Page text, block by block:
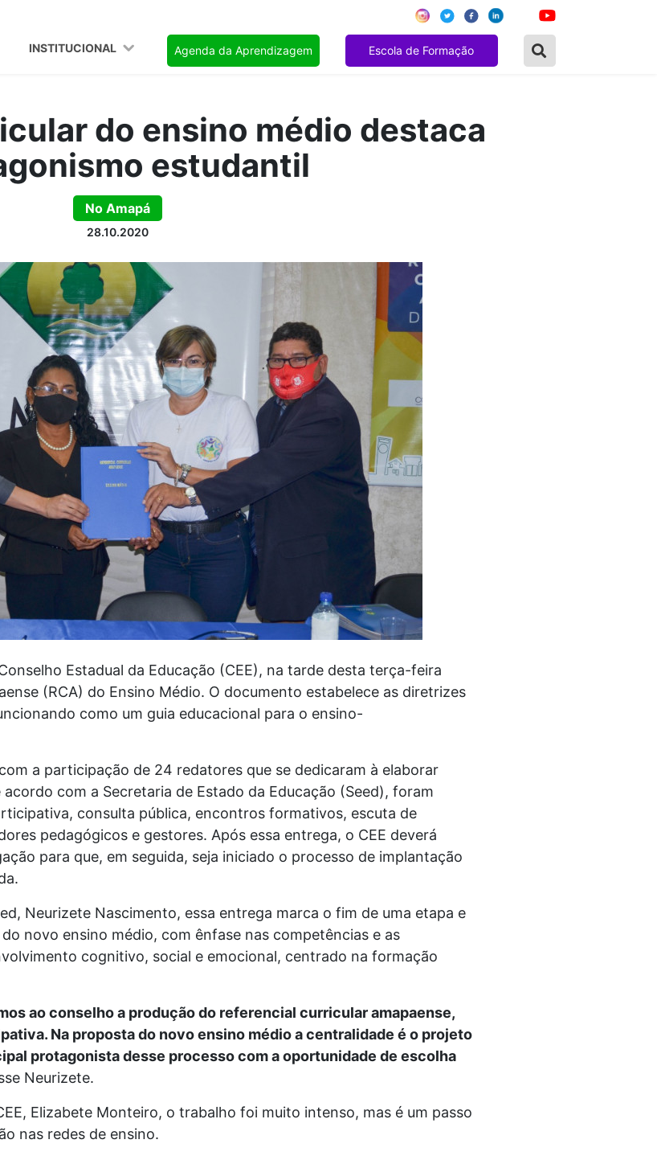
INSTITUCIONAL Agenda da Aprendizagem Escola de Formação
do ensino médio destaca
estudantil
No Amapá
28.10.2020
Estadual da Educação (CEE), na tarde desta terça-feira
(RCA) do Ensino Médio. O documento estabelece as diretrizes
como um guia educacional para o ensino-
a participação de 24 redatores que se dedicaram à elaborar
com a Secretaria de Estado da Educação (Seed), foram
consulta pública, encontros formativos, escuta de
pedagógicos e gestores. Após essa entrega, o CEE deverá
para que, em seguida, seja iniciado o processo de implantação
Neurizete Nascimento, essa entrega marca o fim de uma etapa e
novo ensino médio, com ênfase nas competências e as
cognitivo, social e emocional, centrado na formação
ao conselho a produção do referencial curricular amapaense,
Na proposta do novo ensino médio a centralidade é o projeto
protagonista desse processo com a oportunidade de escolha
Neurizete.
Elizabete Monteiro, o trabalho foi muito intenso, mas é um passo
nas redes de ensino.